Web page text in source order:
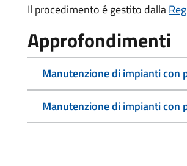
Il procedimento é gestito dalla
Approfondimenti
Manutenzione di impianti con
Manutenzione di impianti con